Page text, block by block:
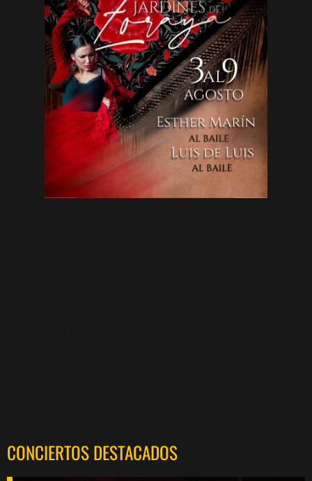
CONCIERTOS DESTACADOS